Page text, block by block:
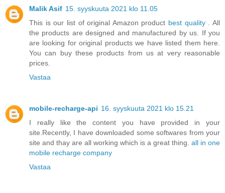
Malik Asif 15. syyskuuta 2021 klo 11.05
This is our list of original Amazon product best quality
. All
the products are designed and manufactured by us. If you
are looking for original products we have listed them here.
You can buy these products from us at very reasonable
prices.
Vastaa
mobile-recharge-api 16. syyskuuta 2021 klo 15.21
I really like the content you have provided in your
site.Recently, I have downloaded some softwares from your
site and thay are all working which is a great thing. all in one
mobile recharge company
Vastaa